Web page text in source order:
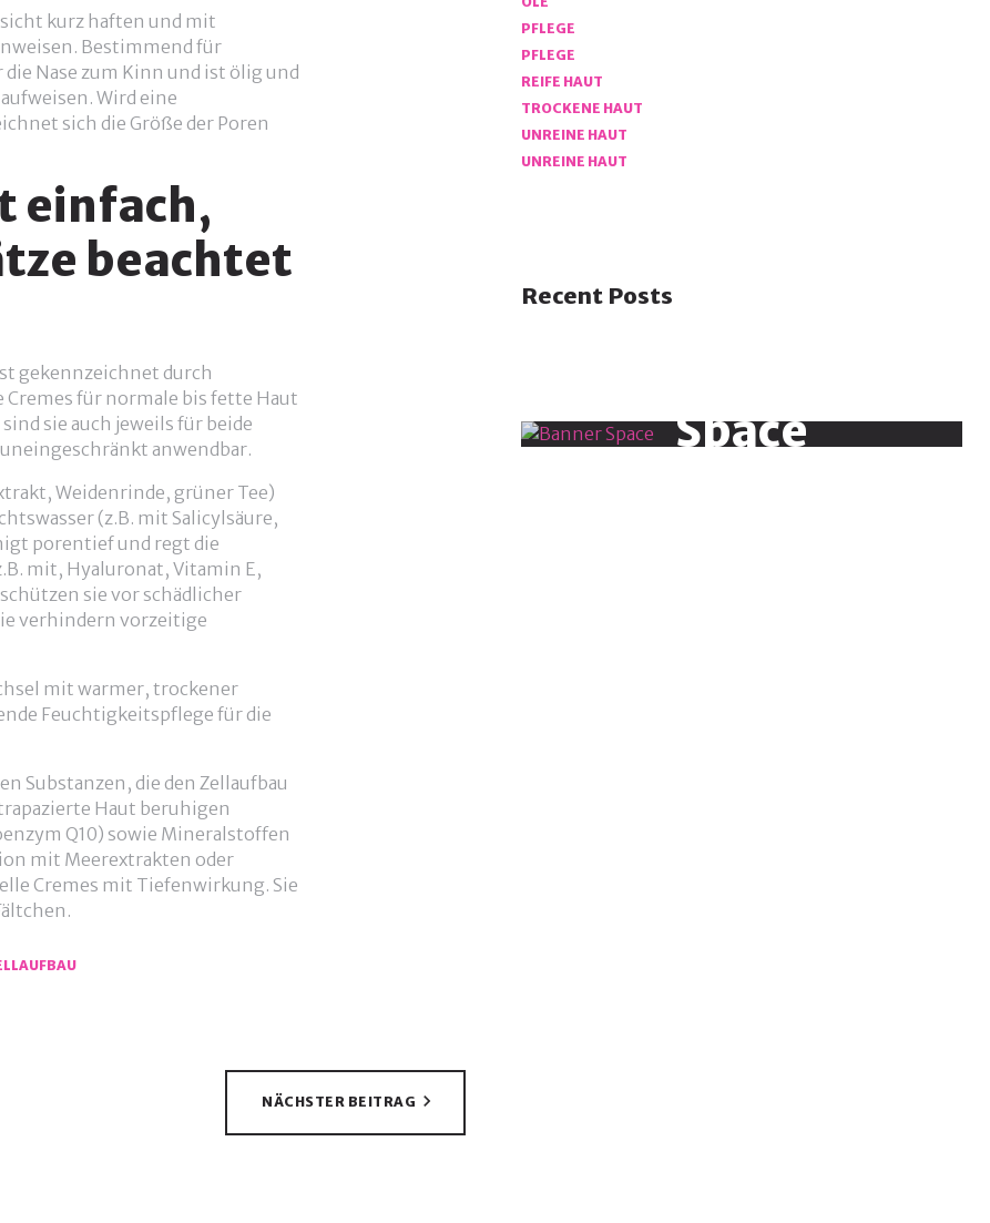
kurz haften und mit
Bestimmend für
Nase zum Kinn und ist ölig und
Wird eine
sich die Größe der Poren
einfach,
beachtet
gekennzeichnet durch
für normale bis fette Haut
sie auch jeweils für beide
anwendbar.
Weidenrinde, grüner Tee)
(z.B. mit Salicylsäure,
porentief und regt die
mit, Hyaluronat, Vitamin E,
sie vor schädlicher
verhindern vorzeitige
mit warmer, trockener
Feuchtigkeitspflege für die
Substanzen, die den Zellaufbau
Haut beruhigen
Q10) sowie Mineralstoffen
mit Meerextrakten oder
Cremes mit Tiefenwirkung. Sie
NÄCHSTER BEITRAG
PFLEGE
PFLEGE
REIFE HAUT
TROCKENE HAUT
UNREINE HAUT
UNREINE HAUT
Recent Posts
Space